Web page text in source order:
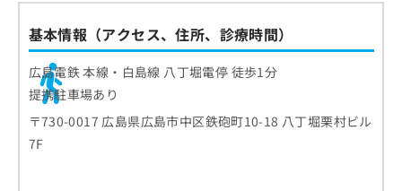
基本情報（アクセス、住所、診療時間）
広島電鉄 本線・白島線 八丁堀電停 徒歩1分
提携駐車場あり
〒730-0017 広島県広島市中区鉄砲町10-18 八丁堀栗村ビル
7F